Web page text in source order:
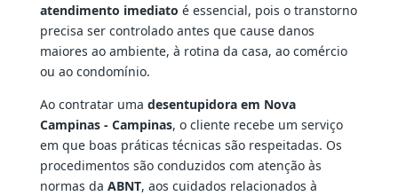
atendimento imediato é essencial, pois o transtorno
precisa ser controlado antes que cause danos
maiores ao ambiente, à rotina da casa, ao comércio
ou ao condomínio.
Ao contratar uma desentupidora em Nova
Campinas - Campinas, o cliente recebe um serviço
em que boas práticas técnicas são respeitadas. Os
procedimentos são conduzidos com atenção às
normas da ABNT, aos cuidados relacionados à